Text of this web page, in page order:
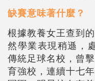
缺賽意味著什麼？
根據教養女王查到
然學業表現稍遜，
傳統足球名校，曾
育強校，連續十七